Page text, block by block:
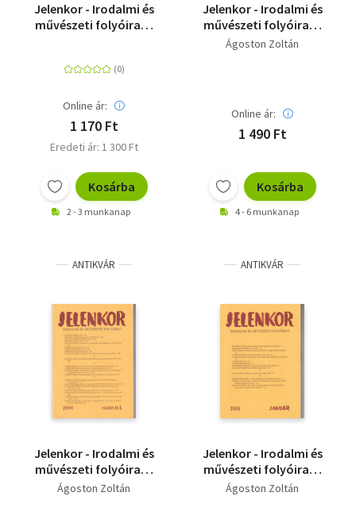
Jelenkor - Irodalmi és
művészeti folyóirat -
Online ár:
1 170 Ft
Eredeti ár: 1 300 Ft
Kosárba
2 - 3 munkanap
Jelenkor - Irodalmi és
művészeti folyóirat -
2007. október
Ágoston Zoltán
Online ár:
1 490 Ft
Kosárba
4 - 6 munkanap
ANTIKVÁR
Jelenkor - Irodalmi és
művészeti folyóirat -
2004. március
Ágoston Zoltán
ANTIKVÁR
Jelenkor - Irodalmi és
művészeti folyóirat -
2003. január
Ágoston Zoltán